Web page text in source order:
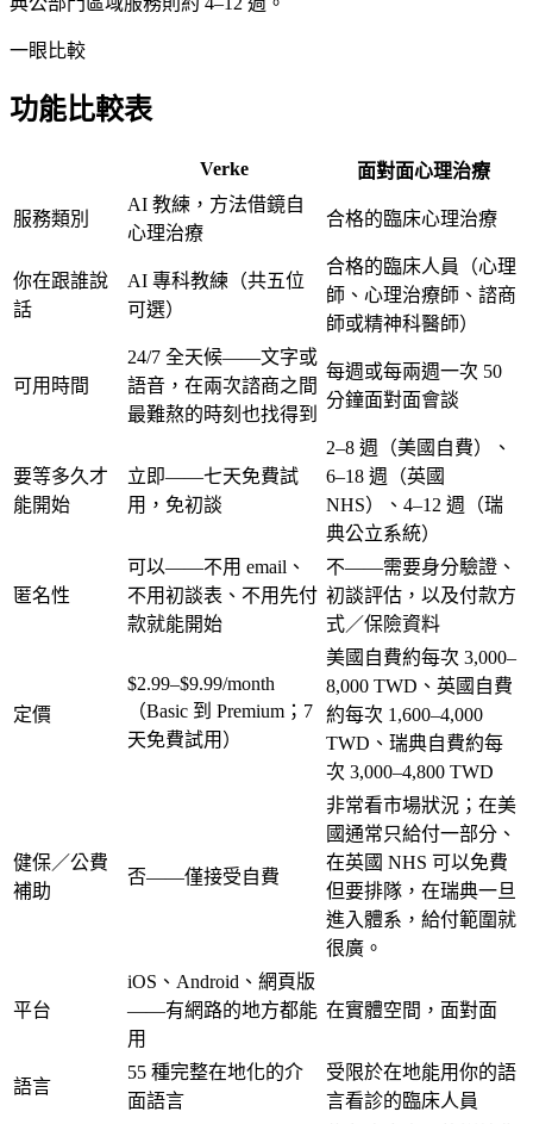
一眼比較
功能比較表
Verke 面對面心理治療
服務類別
AI 教練，方法借鏡自
心理治療
合格的臨床心理治療
你在跟誰說
話
AI 專科教練（共五位
可選）
合格的臨床人員（心理
師、心理治療師、諮商
師或精神科醫師）
可用時間
24/7 全天候——文字或
語音，在兩次諮商之間
最難熬的時刻也找得到
每週或每兩週一次 50
分鐘面對面會談
要等多久才
能開始
立即——七天免費試
用，免初談
2–8 週
（美國自費）、
6–18 週
（英國
NHS）、 4–12 週
（瑞
典公立系統）
匿名性
可以——不用 email、
不用初談表、不用先付
款就能開始
不——需要身分驗證、
初談評估，以及付款方
式／保險資料
定價
$2.99–$9.99/month
（Basic 到 Premium；7
天免費試用）
美國自費約每次 3,000–
8,000 TWD 、 英國自費
約每次 1,600–4,000
TWD 、 瑞典自費約每
次 3,000–4,800 TWD
健保／公費
補助
否——僅接受自費
非常看市場狀況；在美
國通常只給付一部分、
在英國 NHS 可以免費
但要排隊，在瑞典一旦
進入體系，給付範圍就
很廣。
平台
iOS、Android、網頁版
——有網路的地方都能
用
在實體空間，面對面
語言
55 種完整在地化的介
面語言
受限於在地能用你的語
言看診的臨床人員